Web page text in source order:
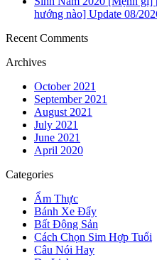
hướng nào] Update 08/
Recent Comments
Archives
October 2021
September 2021
August 2021
July 2021
June 2021
April 2020
Categories
Ẩm Thực
Bánh Xe Đẩy
Bất Động Sản
Cách Chọn Sim Hợp Tuổi
Câu Nói Hay